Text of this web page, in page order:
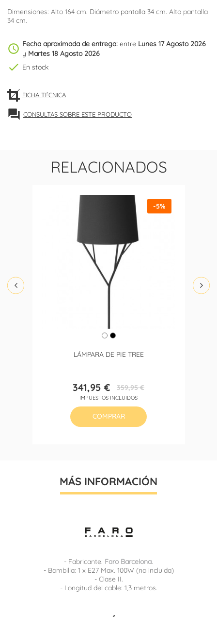
Dimensiones: Alto 164 cm. Diámetro pantalla 34 cm. Alto pantalla
34 cm.
schedule Fecha aproximada de entrega: entre Lunes 17 Agosto 2026
y Martes 18 Agosto 2026
check En stock
FICHA TÉCNICA
forum CONSULTAS SOBRE ESTE PRODUCTO
RELACIONADOS
LÁMPARA DE PIE TREE
Precio
341,95 €Precio
base
359,95 €
IMPUESTOS INCLUIDOS
-5%
COMPRAR
MÁS INFORMACIÓN
- Fabricante. Faro Barcelona.
- Bombilla: 1 x E27 Max. 100W (no incluida)
- Clase II.
- Longitud del cable: 1,3 metros.